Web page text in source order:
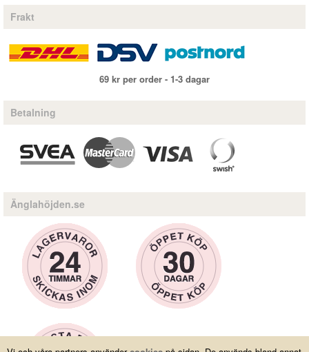
Frakt
69 kr per order - 1-3 dagar
Betalning
Änglahöjden.se